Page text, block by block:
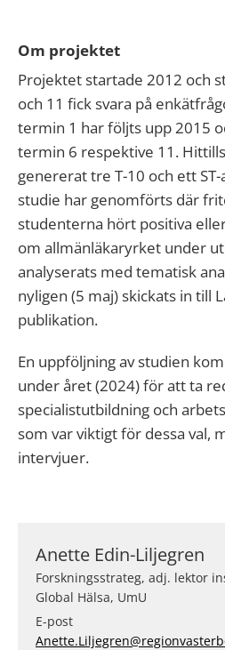
Om projektet
Projektet startade 2012 och
och 11 fick svara på
termin 1 har följts upp 2015
termin 6 respektive 11.
genererat tre T-10 och ett
studie har genomförts där
studenterna hört positiva
om allmänläkaryrket under
analyserats med tematisk
nyligen (5 maj) skickats in till
publikation.
En uppföljning av studien
under året (2024) för att ta
specialistutbildning och
som var viktigt för dessa val,
intervjuer.
Anette Edin-Liljegren
Forskningsstrateg, adj. lektor
Global Hälsa, UmU
E-post